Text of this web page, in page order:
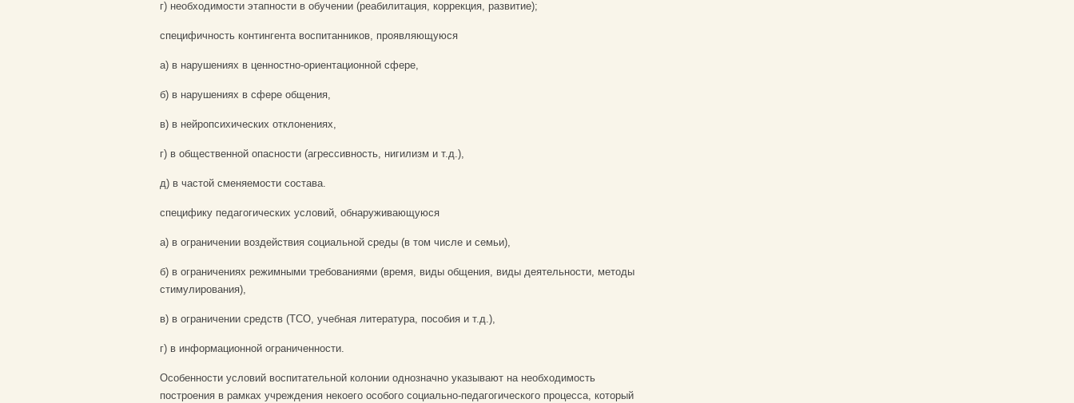
г) необходимости этапности в обучении (реабилитация, коррекция, развитие);
специфичность контингента воспитанников, проявляющуюся
а) в нарушениях в ценностно-ориентационной сфере,
б) в нарушениях в сфере общения,
в) в нейропсихических отклонениях,
г) в общественной опасности (агрессивность, нигилизм и т.д.),
д) в частой сменяемости состава.
специфику педагогических условий, обнаруживающуюся
а) в ограничении воздействия социальной среды (в том числе и семьи),
б) в ограничениях режимными требованиями (время, виды общения, виды деятельности, методы
стимулирования),
в) в ограничении средств (ТСО, учебная литература, пособия и т.д.),
г) в информационной ограниченности.
Особенности условий воспитательной колонии однозначно указывают на необходимость
построения в рамках учреждения некоего особого социально-педагогического процесса, который